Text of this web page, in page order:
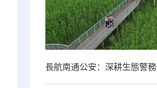
長航南通公安：深耕生態警務